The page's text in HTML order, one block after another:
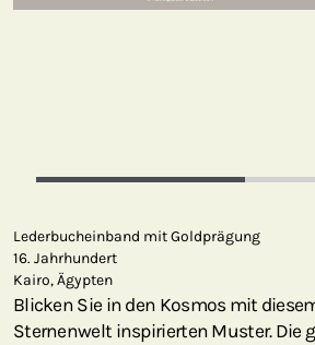
Lederbucheinband mit Goldprägung
16. Jahrhundert
Kairo, Ägypten
Blicken Sie in den Kosmos mit
Sternenwelt inspirierten Muster. Die